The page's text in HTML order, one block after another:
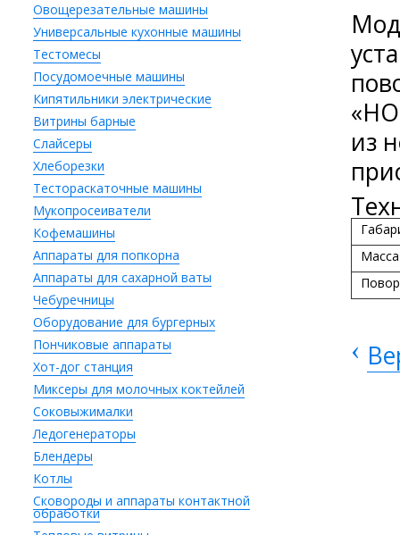
Овощерезательные машины
Универсальные кухонные машины
Тестомесы
Посудомоечные машины
Кипятильники электрические
Витрины барные
Слайсеры
Хлеборезки
Тестораскаточные машины
Мукопросеиватели
Кофемашины
Аппараты для попкорна
Аппараты для сахарной ваты
Чебуречницы
Оборудование для бургерных
Пончиковые аппараты
Хот-дог станция
Миксеры для молочных коктейлей
Соковыжималки
Ледогенераторы
Блендеры
Котлы
Сковороды и аппараты контактной
обработки
из
‹